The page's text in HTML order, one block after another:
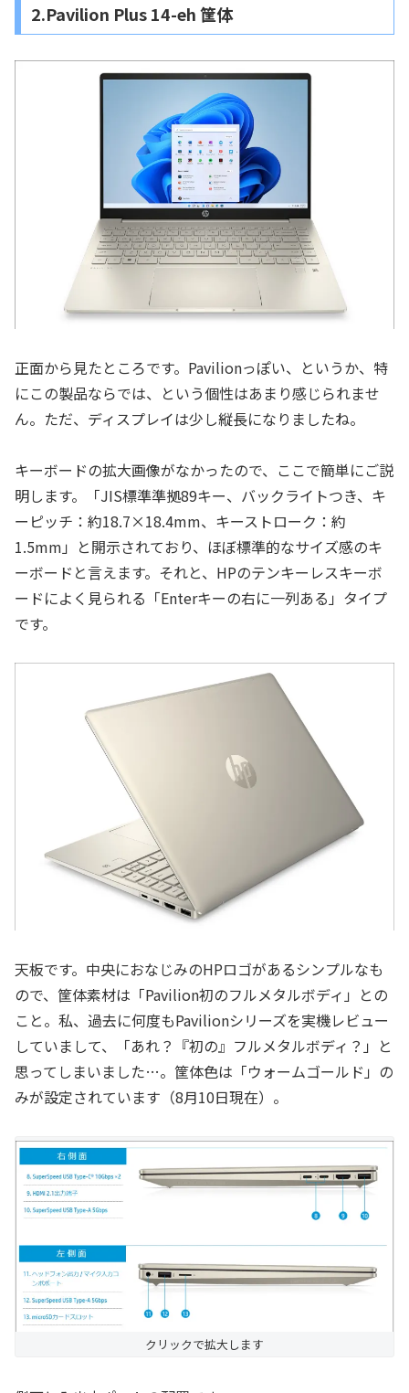
2.Pavilion Plus 14-eh 筐体
正面から見たところです。Pavilionっぽい、というか、特
にこの製品ならでは、という個性はあまり感じられませ
ん。ただ、ディスプレイは少し縦長になりましたね。
キーボードの拡大画像がなかったので、ここで簡単にご説
明します。「JIS標準準拠89キー、バックライトつき、キ
ーピッチ：約18.7×18.4mm、キーストローク：約
1.5mm」と開示されており、ほぼ標準的なサイズ感のキ
ーボードと言えます。それと、HPのテンキーレスキーボ
ードによく見られる「Enterキーの右に一列ある」タイプ
です。
天板です。中央におなじみのHPロゴがあるシンプルなも
ので、筐体素材は「Pavilion初のフルメタルボディ」との
こと。私、過去に何度もPavilionシリーズを実機レビュー
していまして、「あれ？『初の』フルメタルボディ？」と
思ってしまいました…。筐体色は「ウォームゴールド」の
みが設定されています（8月10日現在）。
クリックで拡大します